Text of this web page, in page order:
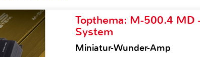
Topthema: M-500.4 MD
System
Miniatur-Wunder-Amp